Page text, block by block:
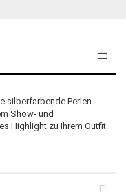
silberfarbende Perlen
Show- und
Highlight zu Ihrem Outfit.